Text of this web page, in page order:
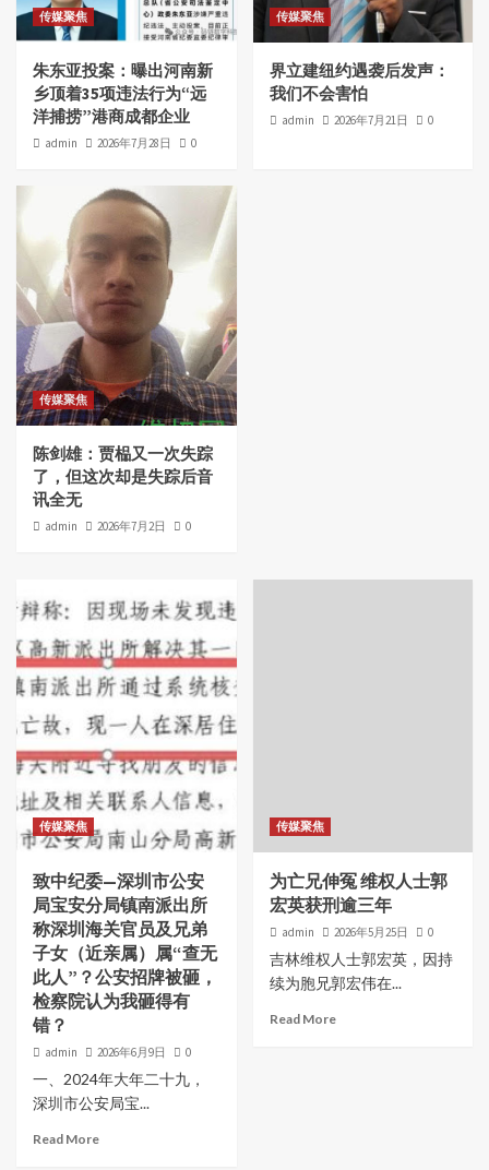
民主人士洛杉矶中领馆前集会 吁释放邢望力、
张盼成等良心犯
社会万象
刘四新 | 刘迎新遭石义权（石野）自诉诽谤罪一
案的法律意见
传媒聚焦
朱东亚投案：曝出河南新
乡顶着35项违法行为“远
洋捕捞”港商成都企业
admin 2026年7月28日 0
传媒聚焦
界立建纽约遇袭后发声：
我们不会害怕
admin 2026年7月21日 0
传媒聚焦
陈剑雄：贾榀又一次失踪
了，但这次却是失踪后音
讯全无
admin 2026年7月2日 0
传媒聚焦
致中纪委—深圳市公安
局宝安分局镇南派出所
称深圳海关官员及兄弟
子女（近亲属）属“查无
此人”？公安招牌被砸，
检察院认为我砸得有
错？
admin 2026年6月9日 0
一、2024年大年二十九，
深圳市公安局宝...
Read More
传媒聚焦
为亡兄伸冤 维权人士郭
宏英获刑逾三年
admin 2026年5月25日 0
吉林维权人士郭宏英，因持
续为胞兄郭宏伟在...
Read More